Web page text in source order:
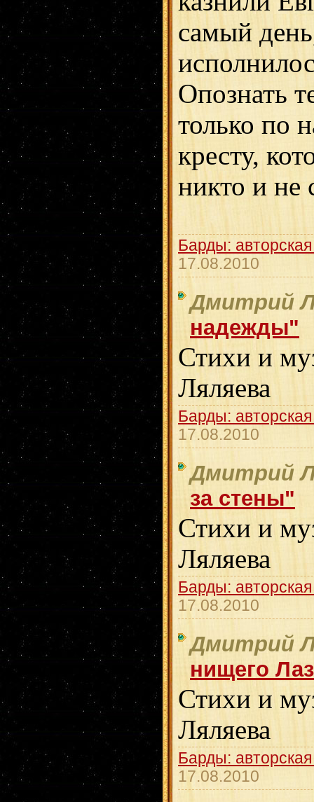
самый
Опознать
только по
кресту,
никто и не
Барды:
17.08.2010
Дмитрий
надежды"
Стихи и
Ляляева
Барды:
17.08.2010
Дмитрий
за стены"
Стихи и
Ляляева
Барды:
17.08.2010
Дмитрий
нищего
Стихи и
Ляляева
Барды:
17.08.2010